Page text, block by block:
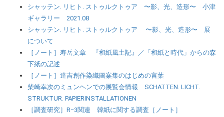
シャッテン. リヒト. ストゥルクトゥア 〜影、光、造形〜 小津
ギャラリー 2021.08
シャッテン. リヒト. ストゥルクトゥア 〜影、光、造形〜 展
について
［ノート］寿岳文章 『和紙風土記』／「和紙と時代」からの森
下紙の記述
［ノート］達吉創作染織圖案集のはじめの言葉
柴崎幸次のミュンヘンでの展覧会情報 SCHATTEN. LICHT.
STRUKTUR. PAPIERINSTALLATIONEN
［調査研究］R−3関連 韓紙に関する調査［ノート］